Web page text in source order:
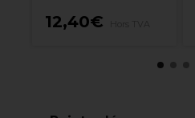
12,40€